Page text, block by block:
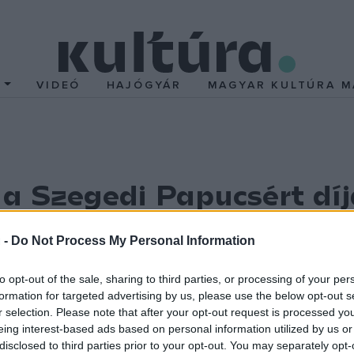
- Do Not Process My Personal Information
opt-out of the sale, sharing to third parties, or processing of your
for targeted advertising by us, please use the below opt-out
selection. Please note that after your opt-out request is processed
interest-based ads based on personal information utilized by us
to third parties prior to your opt-out. You may separately
VIDEÓ HAJÓGYÁR MAGYAR KULTÚRA
Szegedi Papucsért
keretek között adta át Szögi Csaba elnök, a
Mesterének, aki elsőként kapta meg a díjat.
az 1970-es évektől foglalkozik régi hímzések
hímzést a kisiskolában is tanítottak neki más kézműves
szerzett. Alapító tagja az 1982-ben alakult